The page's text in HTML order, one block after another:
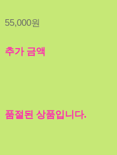
55,000원
추가 금액
품절된 상품입니다.